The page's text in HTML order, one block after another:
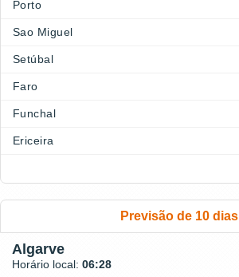
Porto
Sao Miguel
Setúbal
Faro
Funchal
Ericeira
Previsão de 10 dias
Algarve
Horário local: 06:28